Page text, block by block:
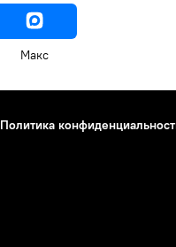
Макс
Политика